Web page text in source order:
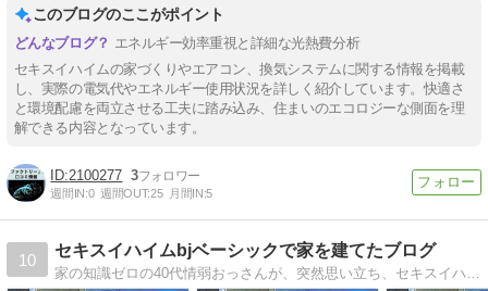
このブログのここがポイント
エネルギー効率重視と詳細な光熱費分析
セキスイハイムの家づくりやエアコン、換気システムに関する情報を掲載
し、実際の電気代やエネルギー使用状況を詳しく紹介しています。快適さ
と環境配慮を両立させる工夫に踏み込み、住まいのエコロジーな側面を理
解できる内容となっています。
2100277 3
週間IN:0 週間OUT:25 月間IN:5
10
セキスイハイムbjベーシックで家を建てたブログ